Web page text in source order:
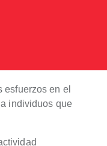
en el
individuos que